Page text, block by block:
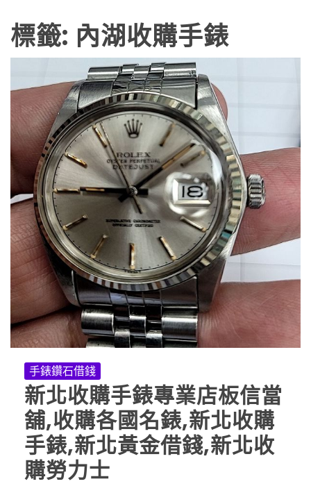
標籤: 內湖收購手錶
手錶鑽石借錢
新北收購手錶專業店板信當
舖,收購各國名錶,新北收購
手錶,新北黃金借錢,新北收
購勞力士